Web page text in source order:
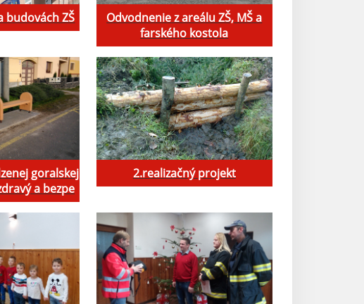
budovách ZŠ
Odvodnenie z areálu ZŠ, MŠ a
farského kostola
goralskej
a bezpe
2.realizačný projekt